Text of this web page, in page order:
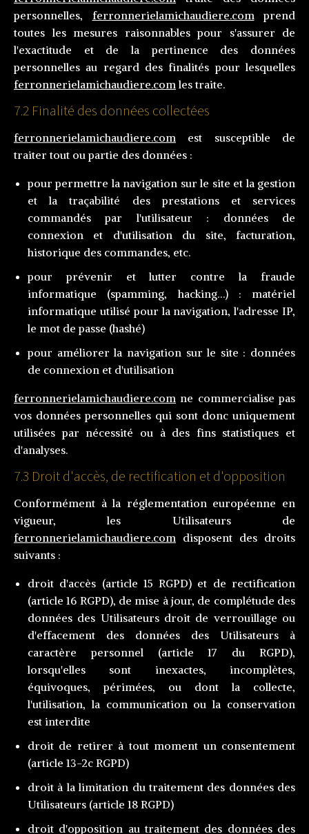
personnelles, ferronnerielamichaudiere.comprend
toutes les mesures raisonnables pour s'assurer de
l'exactitude et de la pertinence des données
personnelles au regard des finalités pour lesquelles
ferronnerielamichaudiere.com les traite.
7.2 Finalité des données collectées
ferronnerielamichaudiere.com est susceptible de
traiter tout ou partie des données :
pour permettre la navigation sur le site et la gestion
et la traçabilité des prestations et services
commandés par l'utilisateur : données de
connexion et d'utilisation du site, facturation,
historique des commandes, etc.
pour prévenir et lutter contre la fraude
informatique (spamming, hacking…) : matériel
informatique utilisé pour la navigation, l'adresse IP,
le mot de passe (hashé)
pour améliorer la navigation sur le site : données
de connexion et d'utilisation
ferronnerielamichaudiere.com ne commercialise pas
vos données personnelles qui sont donc uniquement
utilisées par nécessité ou à des fins statistiques et
d'analyses.
7.3 Droit d'accès, de rectification et d'opposition
Conformément à la réglementation européenne en
vigueur, les Utilisateurs de
ferronnerielamichaudiere.com disposent des droits
suivants :
droit d'accès (article 15 RGPD) et de rectification
(article 16 RGPD), de mise à jour, de complétude des
données des Utilisateurs droit de verrouillage ou
d'effacement des données des Utilisateurs à
caractère personnel (article 17 du RGPD),
lorsqu'elles sont inexactes, incomplètes,
équivoques, périmées, ou dont la collecte,
l'utilisation, la communication ou la conservation
est interdite
droit de retirer à tout moment un consentement
(article 13-2c RGPD)
droit à la limitation du traitement des données des
Utilisateurs (article 18 RGPD)
droit d'opposition au traitement des données des